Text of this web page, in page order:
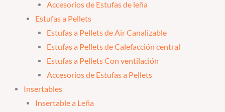
Accesorios de Estufas de leña
Estufas a Pellets
Estufas a Pellets de Air Canalizable
Estufas a Pellets de Calefacción central
Estufas a Pellets Con ventilación
Accesorios de Estufas a Pellets
Insertables
Insertable a Leña